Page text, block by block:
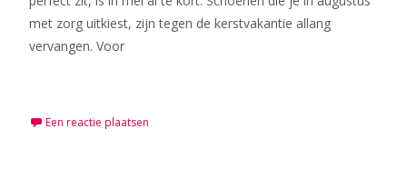
met zorg uitkiest, zijn tegen de kerstvakantie allang
vervangen. Voor
Een reactie plaatsen